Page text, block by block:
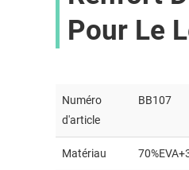
Pour Le
Numéro
d'article
BB107
Matériau